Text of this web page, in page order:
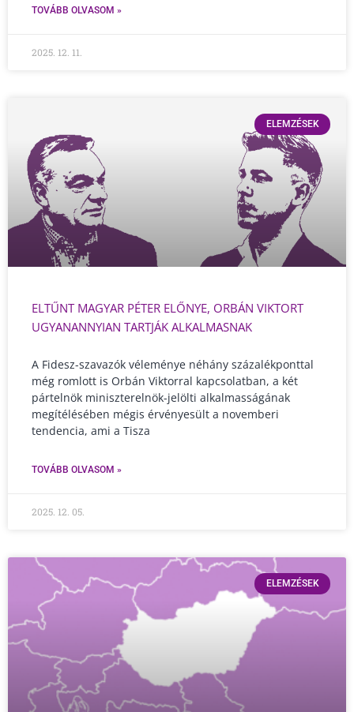
TOVÁBB OLVASOM »
2025. 12. 11.
ELEMZÉSEK
ELTŰNT MAGYAR PÉTER ELŐNYE, ORBÁN VIKTORT
UGYANANNYIAN TARTJÁK ALKALMASNAK
A Fidesz-szavazók véleménye néhány százalékponttal
még romlott is Orbán Viktorral kapcsolatban, a két
pártelnök miniszterelnök-jelölti alkalmasságának
megítélésében mégis érvényesült a novemberi
tendencia, ami a Tisza
TOVÁBB OLVASOM »
2025. 12. 05.
ELEMZÉSEK